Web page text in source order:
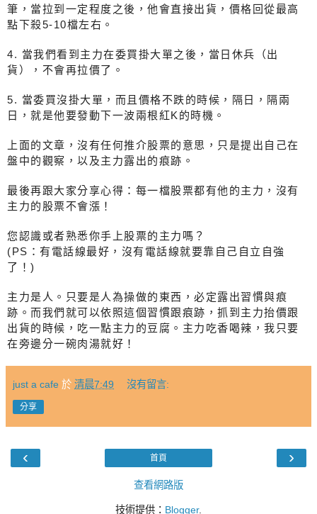
筆，當拉到一定程度之後，他會直接出貨，價格回從最高
點下殺5-10檔左右。
4. 當我們看到主力在委買掛大單之後，當日休兵（出
貨），不會再拉價了。
5. 當委買沒掛大單，而且價格不跌的時候，隔日，隔兩
日，就是他要發動下一波兩根紅K的時機。
上面的文章，沒有任何推介股票的意思，只是提出自己在
盤中的觀察，以及主力露出的痕跡。
最後再跟大家分享心得：每一檔股票都有他的主力，沒有
主力的股票不會漲！
您認識或者熟悉你手上股票的主力嗎？
(PS：有電話線最好，沒有電話線就要靠自己自立自強
了！)
主力是人。只要是人為操做的東西，必定露出習慣與痕
跡。而我們就可以依照這個習慣跟痕跡，抓到主力抬價跟
出貨的時候，吃一點主力的豆腐。主力吃香喝辣，我只要
在旁邊分一碗肉湯就好！
just a cafe 於 清晨7:49 沒有留言:
分享
‹ ›
首頁
查看網路版
技術提供： Blogger.